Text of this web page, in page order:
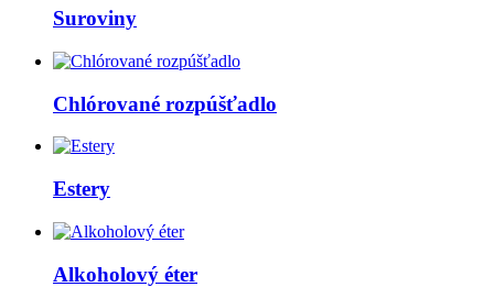
Suroviny
Chlórované rozpúšťadlo
Estery
Alkoholový éter